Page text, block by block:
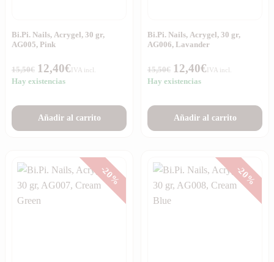
Bi.Pi. Nails, Acrygel, 30 gr,
AG005, Pink
15,50€ 12,40€IVA incl.
Hay existencias
Añadir al carrito
Bi.Pi. Nails, Acrygel, 30 gr,
AG006, Lavander
15,50€ 12,40€IVA incl.
Hay existencias
Añadir al carrito
-20% -20%